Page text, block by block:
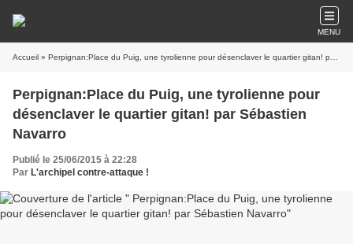
MENU
Accueil » Perpignan:Place du Puig, une tyrolienne pour désenclaver le quartier gitan! par Sébastien Navarro
Perpignan:Place du Puig, une tyrolienne pour
désenclaver le quartier gitan! par Sébastien
Navarro
Publié le 25/06/2015 à 22:28
Par L'archipel contre-attaque !